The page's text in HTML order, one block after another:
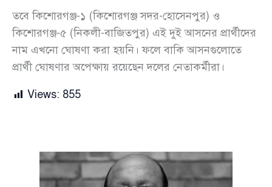
তবে কিশোরগঞ্জ-১ (কিশোরগঞ্জ সদর-হোসেনপুর) ও
কিশোরগঞ্জ-৫ (নিকলী-বাজিতপুর) এই দুই আসনের প্রার্থীদের
নাম এখনো ঘোষণা করা হয়নি। ফলে বাকি আসনগুলোতে
প্রার্থী ঘোষণার অপেক্ষায় রয়েছেন দলের নেতাকর্মীরা।
Views: 855